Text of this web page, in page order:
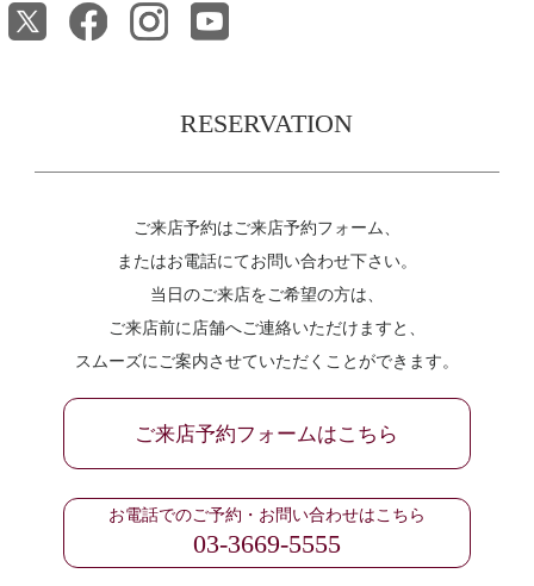
RESERVATION
ご来店予約はご来店予約フォーム、
またはお電話にてお問い合わせ下さい。
当日のご来店をご希望の方は、
ご来店前に店舗へご連絡いただけますと、
スムーズにご案内させていただくことができます。
ご来店予約フォームはこちら
お電話でのご予約・お問い合わせはこちら
03-3669-5555